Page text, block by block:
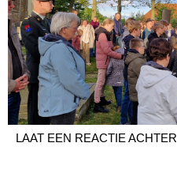
LAAT EEN REACTIE ACHTER